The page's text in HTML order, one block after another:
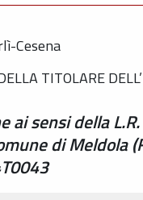
Cesena
TITOLARE
ai sensi della
di Meldola